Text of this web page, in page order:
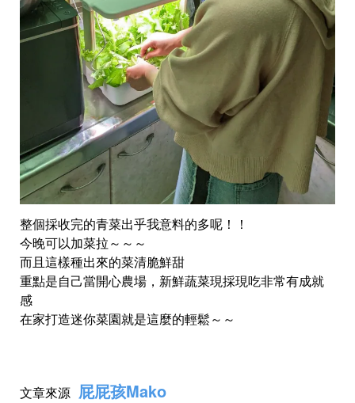
整個採收完的青菜出乎我意料的多呢！！
今晚可以加菜拉～～～
而且這樣種出來的菜清脆鮮甜
重點是自己當開心農場，新鮮蔬菜現採現吃非常有成就
感
在家打造迷你菜園就是這麼的輕鬆～～
文章來源 屁屁孩Mako